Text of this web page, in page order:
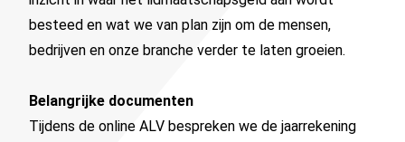
besteed en wat we van plan zijn om de mensen,
bedrijven en onze branche verder te laten groeien.
Belangrijke documenten
Tijdens de online ALV bespreken we de jaarrekening